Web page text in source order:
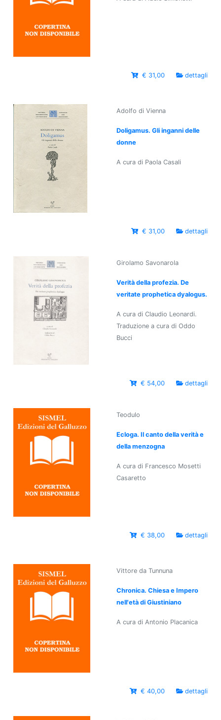
€ 31,00 dettagli
Adolfo di Vienna
Doligamus. Gli inganni delle
donne
A cura di Paola Casali
€ 31,00 dettagli
Girolamo Savonarola
Verità della profezia. De
veritate prophetica dyalogus.
A cura di Claudio Leonardi.
Traduzione a cura di Oddo
Bucci
€ 54,00 dettagli
Teodulo
Ecloga. Il canto della verità e
della menzogna
A cura di Francesco Mosetti
Casaretto
€ 38,00 dettagli
Vittore da Tunnuna
Chronica. Chiesa e Impero
nell'età di Giustiniano
A cura di Antonio Placanica
€ 40,00 dettagli